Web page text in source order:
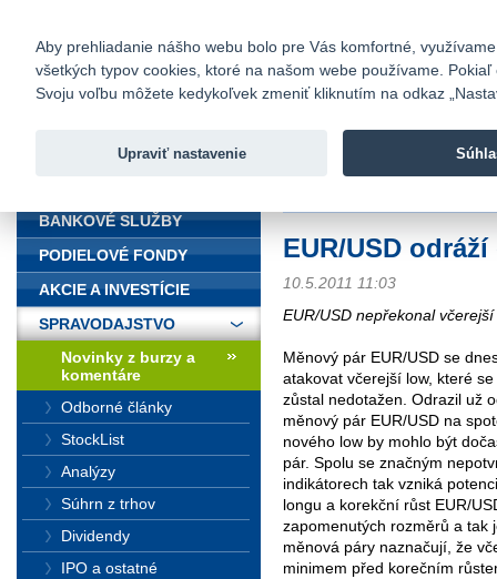
Fio banka
Fio banka
EUR/USD
10.5.2011 11:03
EUR/USD nepřekonal včerejší
Měnový pár EUR/USD se
atakovat včerejší low, které
zůstal nedotažen. Odrazil už
měnový pár EUR/USD na
nového low by mohlo být
pár. Spolu se značným
indikátorech tak vzniká
longu a korekční růst EUR/
zapomenutých rozměrů a tak
měnová páry naznačují, že
minimem před korečním
BANKOVÉ SLUŽBY
PODIELOVÉ FONDY
AKCIE A INVESTÍCIE
SPRAVODAJSTVO
Novinky z burzy a
komentáre
Odborné články
StockList
Analýzy
Súhrn z trhov
Dividendy
IPO a ostatné
Aby prehliadanie nášho webu bolo pre Vás komfortné,
všetkých typov cookies, ktoré na našom webe používame.
Svoju voľbu môžete kedykoľvek zmeniť kliknutím na odkaz
Upraviť nastavenie